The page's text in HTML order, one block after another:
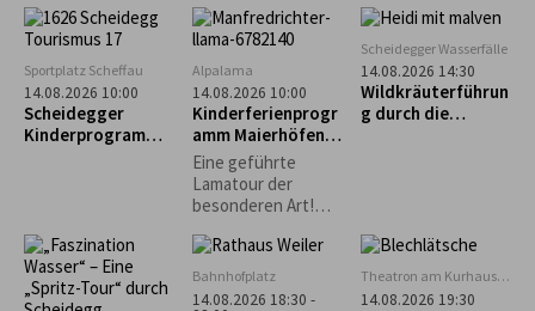
Gemeinsam
schauen wir in den
Nachthimmel und
entdecken die
Schönheiten des
Nachthimmels.
Sportplatz Scheffau
14.08.2026 10:00
Scheidegger
Kinderprogramm:
Alpalama
14.08.2026 10:00
Kinderferienprogr
amm Maierhöfen:
Alpalama Familien-
Erlebniszeit
Eine geführte
Lamatour der
besonderen Art!
Familien Pro Familie
60 €.
Scheidegger Wasserfälle
14.08.2026 14:30
Wildkräuterführun
g durch die
Bahnhofplatz
14.08.2026 18:30 -
Theatron am Kurhaus
Scheidegg
14.08.2026 19:30